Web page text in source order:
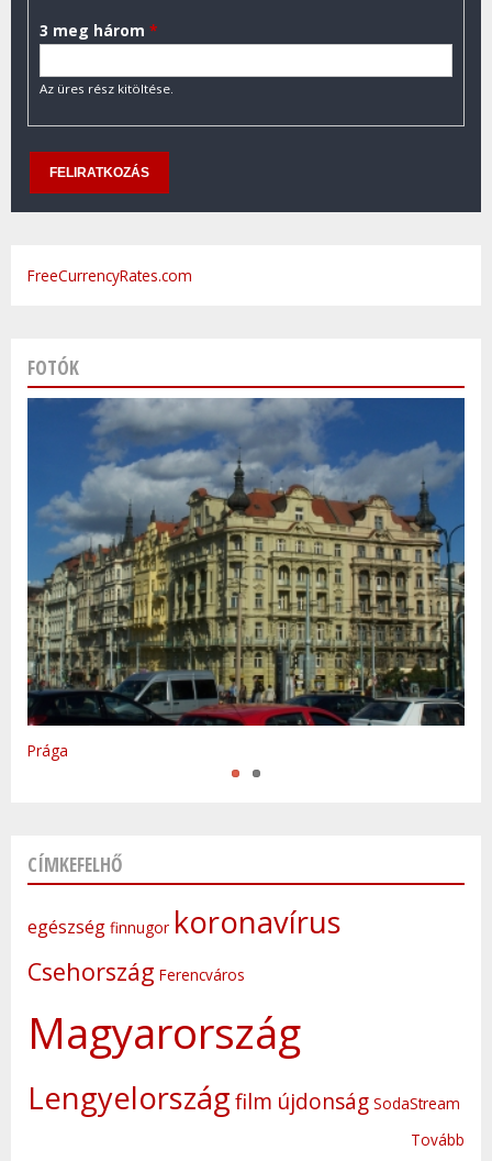
3 meg három *
Az üres rész kitöltése.
FreeCurrencyRates.com
FOTÓK
Prága
Varsó
CÍMKEFELHŐ
egészség finnugor koronavírus
Csehország Ferencváros
Magyarország
Lengyelországfilm újdonság SodaStream
Tovább